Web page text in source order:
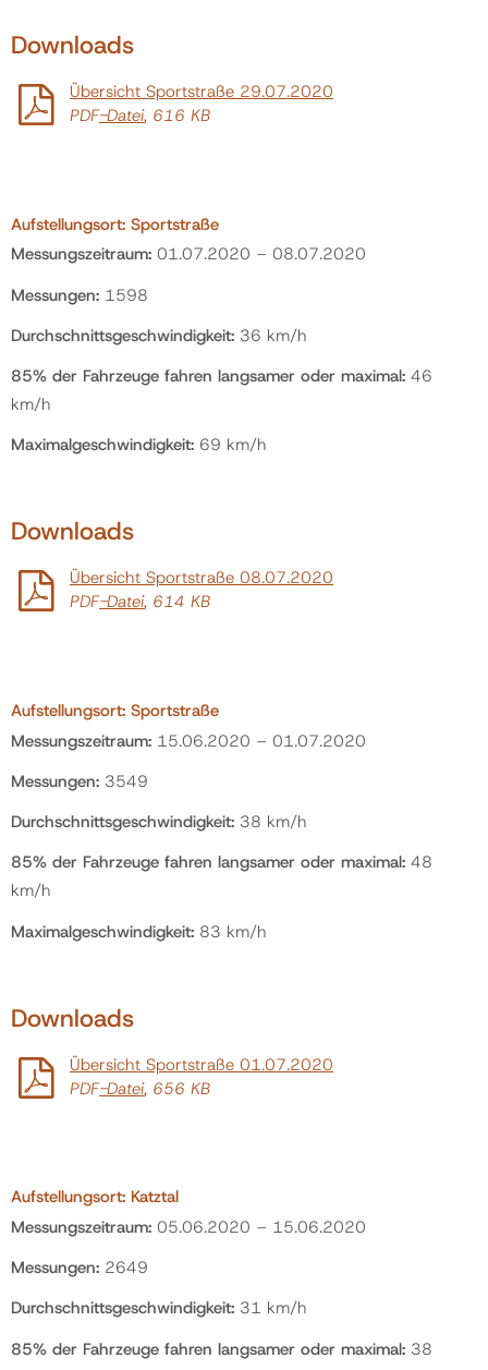
Downloads
Übersicht Sportstraße 29.07.2020
PDF-Datei, 616 KB
Aufstellungsort: Sportstraße
Messungszeitraum: 01.07.2020 – 08.07.2020
Messungen: 1598
Durchschnittsgeschwindigkeit: 36 km/h
85% der Fahrzeuge fahren langsamer oder maximal: 46
km/h
Maximalgeschwindigkeit: 69 km/h
Downloads
Übersicht Sportstraße 08.07.2020
PDF-Datei, 614 KB
Aufstellungsort: Sportstraße
Messungszeitraum: 15.06.2020 – 01.07.2020
Messungen: 3549
Durchschnittsgeschwindigkeit: 38 km/h
85% der Fahrzeuge fahren langsamer oder maximal: 48
km/h
Maximalgeschwindigkeit: 83 km/h
Downloads
Übersicht Sportstraße 01.07.2020
PDF-Datei, 656 KB
Aufstellungsort: Katztal
Messungszeitraum: 05.06.2020 – 15.06.2020
Messungen: 2649
Durchschnittsgeschwindigkeit: 31 km/h
85% der Fahrzeuge fahren langsamer oder maximal: 38